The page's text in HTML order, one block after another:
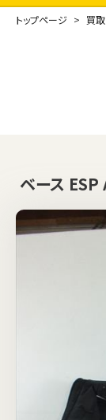
トップページ 買
ベース